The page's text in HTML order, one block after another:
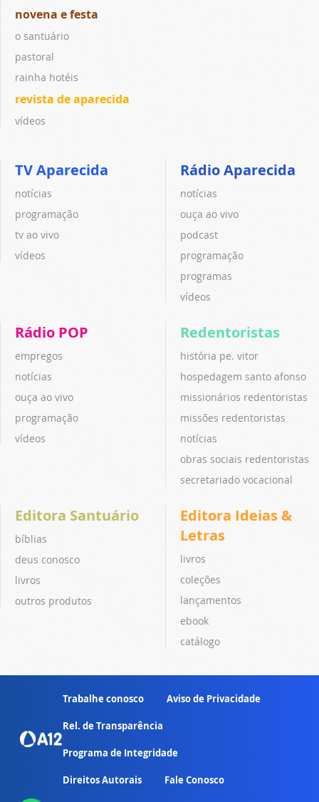
novena e festa
o santuário
pastoral
rainha hotéis
revista de aparecida
vídeos
TV Aparecida
notícias
programação
tv ao vivo
vídeos
Rádio Aparecida
notícias
ouça ao vivo
podcast
programação
programas
vídeos
Rádio POP
empregos
notícias
ouça ao vivo
programação
vídeos
Redentoristas
história pe. vitor
hospedagem santo afonso
missionários redentoristas
missões redentoristas
notícias
obras sociais redentoristas
secretariado vocacional
Editora Santuário
bíblias
deus conosco
livros
outros produtos
Editora Ideias &
Letras
livros
coleções
lançamentos
ebook
catálogo
Trabalhe conosco Aviso de Privacidade
Rel. de Transparência
Programa de Integridade
Direitos Autorais Fale Conosco